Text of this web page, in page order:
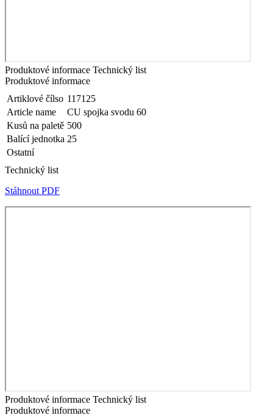
Produktové informace Technický list
Produktové informace
Artiklové čílso 117125
Article name
CU spojka svodu 60
Kusů na paletě 500
Balící jednotka 25
Ostatní
Technický list
Stáhnout PDF
Produktové informace Technický list
Produktové informace